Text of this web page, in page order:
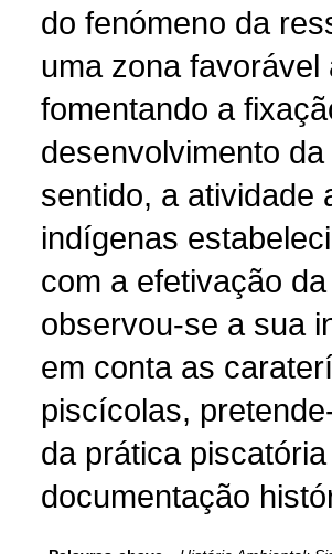
do fenómeno da
uma zona
fomentando a
desenvolvimento
sentido, a atividade
indígenas
com a efetivação
observou-se a sua
em conta as
piscícolas,
da prática
documentação